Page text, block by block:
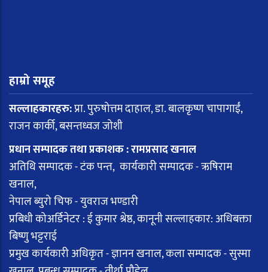
हाम्रो समूह
सल्लाहकारहरु:प्रा. पुरुषोत्तम दाहाल, डा. बालकृष्ण चापागाईं,
राजन कार्की, बसन्तध्वज जोशी
प्रधान सम्पादक तथा प्रकाशक : रामप्रसाद खनाल
अतिथि सम्पादक - टंक पन्त, कार्यकारी सम्पादक - ऋषिराम
खनाल,
नेपाल ब्युरो चिफ - युवराज भण्डारी
प्रबिधी कोअर्डिनेटर : ई कुमार श्रेष्ठ, कानूनी सल्लाहकार: अधिबक्ता
बिष्णु भट्टराई
प्रमुख कार्यकारी अधिकृत - ज्ञानन खनाल, कला सम्पादक - सुस्मा